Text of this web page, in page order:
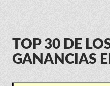
TOP 30 DE
GANANCIAS